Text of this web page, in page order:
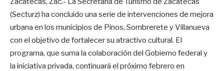
(Secturz) ha concluido una serie de intervenciones de mejora
urbana en los municipios de Pinos, Sombrerete y Villanueva
con el objetivo de fortalecer su atractivo cultural. El
programa, que suma la colaboración del Gobierno federal y
la iniciativa privada, continuará el próximo febrero en